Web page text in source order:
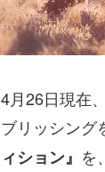
4月26日現在
ブリッシング
ィション』 を